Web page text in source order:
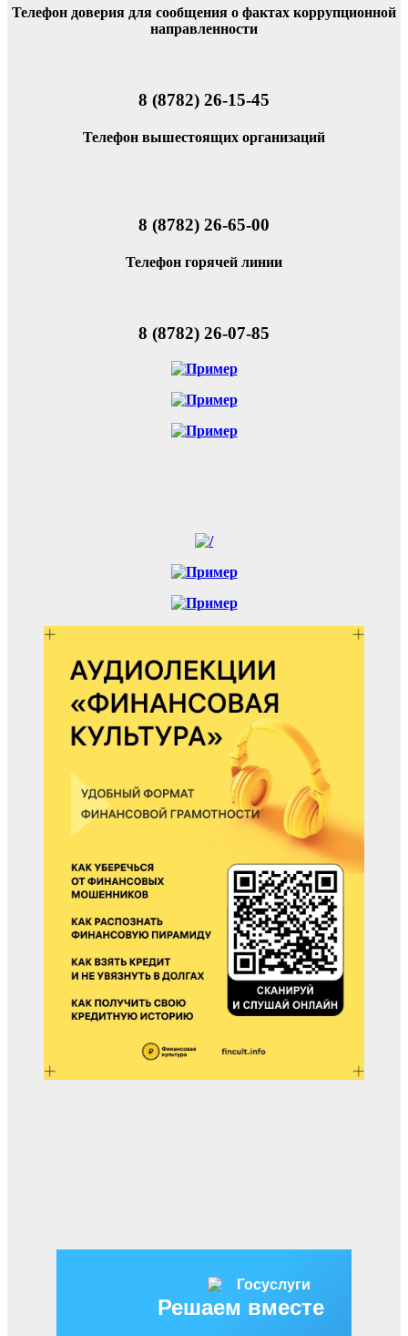
Телефон доверия для сообщения о фактах коррупционной
направленности
8 (8782) 26-15-45
Телефон вышестоящих организаций
8 (8782) 26-65-00
Телефон горячей линии
8 (8782) 26-07-85
Решаем вместе